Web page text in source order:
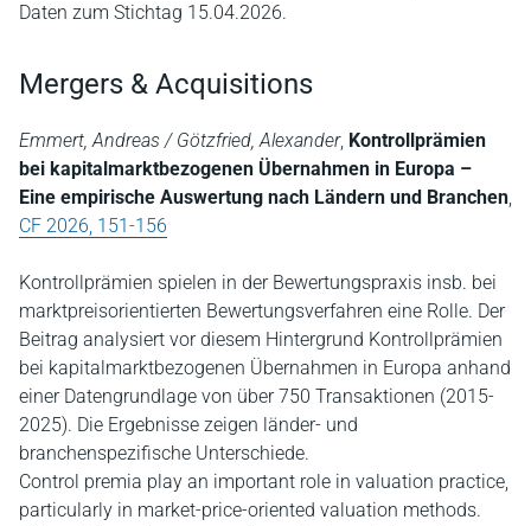
Daten zum Stichtag 15.04.2026.
Mergers & Acquisitions
Emmert, Andreas / Götzfried, Alexander, Kontrollprämien
bei kapitalmarktbezogenen Übernahmen in Europa –
Eine empirische Auswertung nach Ländern und Branchen,
CF 2026, 151-156
Kontrollprämien spielen in der Bewertungspraxis insb. bei
marktpreisorientierten Bewertungsverfahren eine Rolle. Der
Beitrag analysiert vor diesem Hintergrund Kontrollprämien
bei kapitalmarktbezogenen Übernahmen in Europa anhand
einer Datengrundlage von über 750 Transaktionen (2015-
2025). Die Ergebnisse zeigen länder- und
branchenspezifische Unterschiede.
Control premia play an important role in valuation practice,
particularly in market-price-oriented valuation methods.